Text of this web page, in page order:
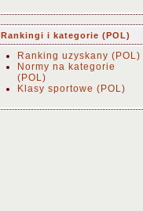
Rankingi i kategorie (POL)
Ranking uzyskany (POL)
Normy na kategorie
(POL)
Klasy sportowe (POL)